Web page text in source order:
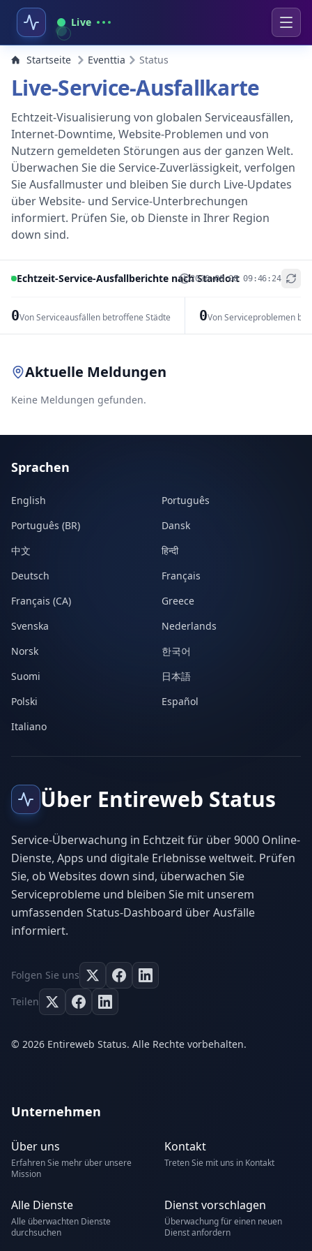
Live
Startseite Eventtia Status
Live-Service-Ausfallkarte
Echtzeit-Visualisierung von globalen Serviceausfällen,
Internet-Downtime, Website-Problemen und von
Nutzern gemeldeten Störungen aus der ganzen Welt.
Überwachen Sie die Service-Zuverlässigkeit, verfolgen
Sie Ausfallmuster und bleiben Sie durch Live-Updates
über Website- und Service-Unterbrechungen
informiert. Prüfen Sie, ob Dienste in Ihrer Region
down sind.
Echtzeit-Service-Ausfallberichte nach Standort
2026-08-08 09:46:24
0Von Serviceausfällen betroffene Städte 0Von Serviceproblemen
+
Aktuelle Meldungen
Keine Meldungen gefunden.
Sprachen
English
Português
Português (BR)
Dansk
中文
हिन्दी
Deutsch
Français
Français (CA)
Greece
Svenska
Nederlands
Norsk
한국어
Suomi
日本語
Polski
Español
Italiano
Über Entireweb Status
Service-Überwachung in Echtzeit für über 9000 Online-
Dienste, Apps und digitale Erlebnisse weltweit. Prüfen
Sie, ob Websites down sind, überwachen Sie
Serviceprobleme und bleiben Sie mit unserem
umfassenden Status-Dashboard über Ausfälle
informiert.
Folgen Sie uns
Teilen
© 2026 Entireweb Status. Alle Rechte vorbehalten.
Unternehmen
Über uns
Erfahren Sie mehr über unsere
Mission
Kontakt
Treten Sie mit uns in Kontakt
Alle Dienste
Alle überwachten Dienste
durchsuchen
Dienst vorschlagen
Überwachung für einen neuen
Dienst anfordern